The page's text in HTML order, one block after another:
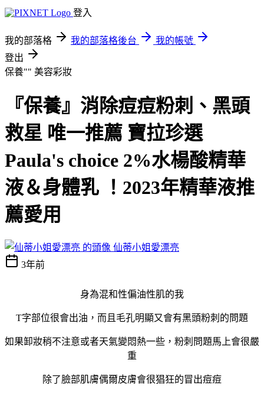
登入
我的部落格 我的部落格後台
我的帳號
登出
保養"" 美容彩妝
『保養』消除痘痘粉刺、黑頭
救星 唯一推薦 寶拉珍選
Paula's choice 2%水楊酸精華
液＆身體乳 ！2023年精華液推
薦愛用
仙蒂小姐愛漂亮
3年前
身為混和性偏油性肌的我
T字部位很會出油，而且毛孔明顯又會有黑頭粉刺的問題
如果卸妝稍不注意或者天氣變悶熱一些，粉刺問題馬上會很嚴
重
除了臉部肌膚偶爾皮膚會很猖狂的冒出痘痘